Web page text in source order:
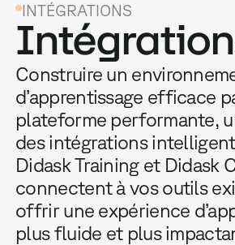
USAGES
TARIFS
INTÉGRATIONS
Construire un
d’apprentissage efficace
plateforme performante,
des intégrations
Didask Training et Didask
connectent à vos outils
offrir une expérience
plus fluide et plus